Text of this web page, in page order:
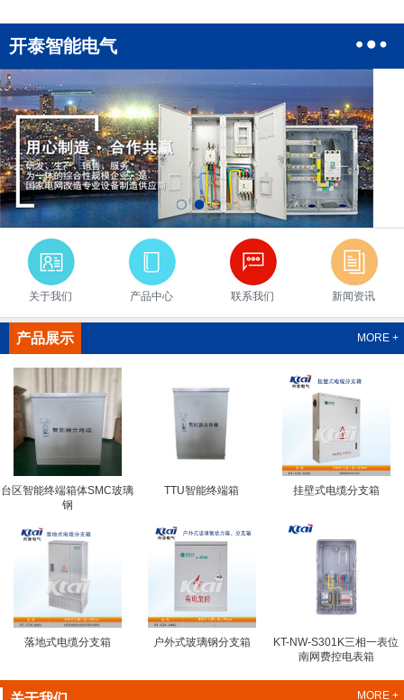
开泰智能电气
关于我们 产品中心 联系我们 新闻资讯
产品展示 MORE +
台区智能终端箱体SMC玻璃
钢
TTU智能终端箱 挂壁式电缆分支箱
落地式电缆分支箱 户外式玻璃钢分支箱
KT-NW-S301K三相一表位
南网费控电表箱
MORE +